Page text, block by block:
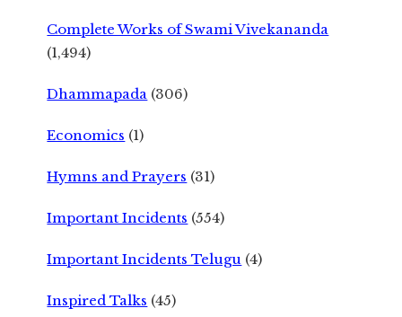
Complete Works of Swami Vivekananda
(1,494)
Dhammapada (306)
Economics (1)
Hymns and Prayers (31)
Important Incidents (554)
Important Incidents Telugu (4)
Inspired Talks (45)